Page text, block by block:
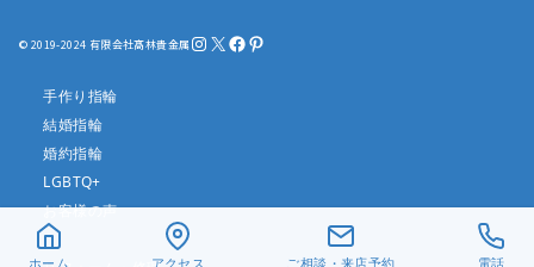
© 2019-2024 有限会社髙林貴金属InstagramX Facebook Pinterest
手作り指輪
結婚指輪
婚約指輪
LGBTQ+
お客様の声
ホーム アクセス ご相談・来店予約 電話